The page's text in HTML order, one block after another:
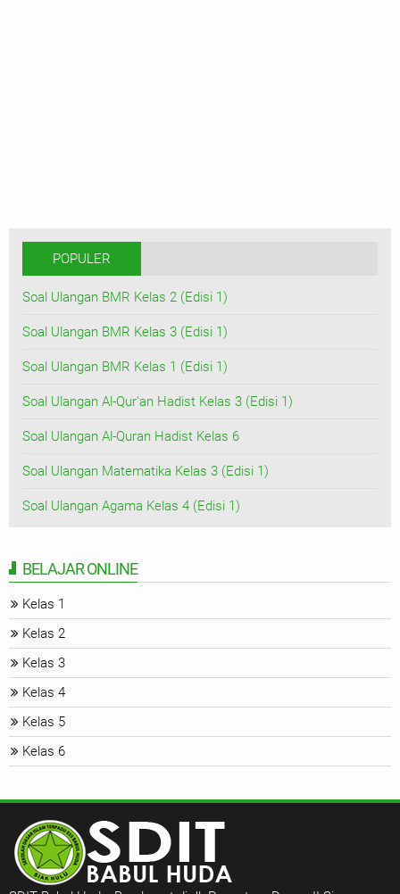
POPULER
Soal Ulangan BMR Kelas 2 (Edisi 1)
Soal Ulangan BMR Kelas 3 (Edisi 1)
Soal Ulangan BMR Kelas 1 (Edisi 1)
Soal Ulangan Al-Qur'an Hadist Kelas 3 (Edisi 1)
Soal Ulangan Al-Quran Hadist Kelas 6
Soal Ulangan Matematika Kelas 3 (Edisi 1)
Soal Ulangan Agama Kelas 4 (Edisi 1)
BELAJAR ONLINE
Kelas 1
Kelas 2
Kelas 3
Kelas 4
Kelas 5
Kelas 6